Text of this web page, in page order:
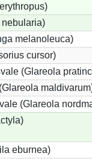
melanoleuca)
cursor)
(Glareola
(Glareola
eburnea)